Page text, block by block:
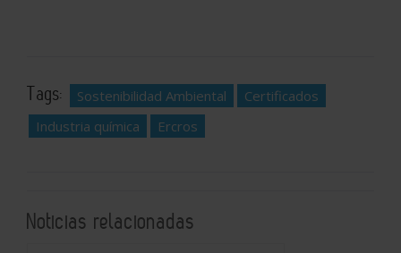
Tags: Sostenibilidad Ambiental
Certificados
Industria química
Ercros
Noticias relacionadas